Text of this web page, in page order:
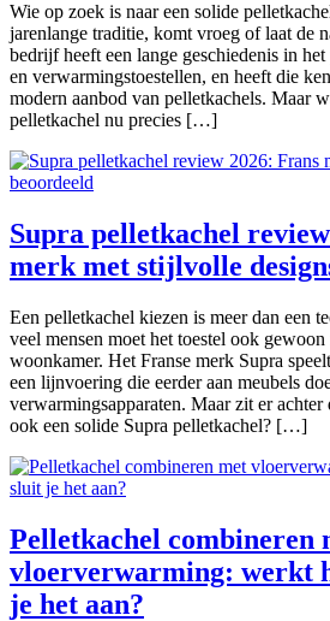
Wie op zoek is naar een solide
jarenlange traditie, komt vroeg of laat de
bedrijf heeft een lange geschiedenis in
en verwarmingstoestellen, en heeft die
modern aanbod van pelletkachels. Maar
pelletkachel nu precies […]
Supra pelletkachel
merk met stijlvolle
Een pelletkachel kiezen is meer dan een
veel mensen moet het toestel ook
woonkamer. Het Franse merk Supra
een lijnvoering die eerder aan meubels
verwarmingsapparaten. Maar zit er
ook een solide Supra pelletkachel? […]
Pelletkachel combineren
vloerverwarming: werkt
je het aan?